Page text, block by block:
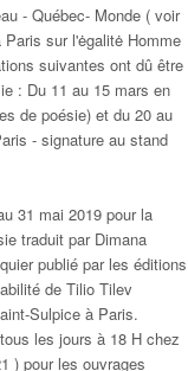
- Québec- Monde ( voir
sur l'ėgalitė Homme
suivantes ont dû être
: Du 11 au 15 mars en
de poésie) et du 20 au
- signature au stand
31 mai 2019 pour la
traduit par Dimana
publié par les éditions
de Tilio Tilev
Sulpice à Paris.
les jours à 18 H chez
) pour les ouvrages